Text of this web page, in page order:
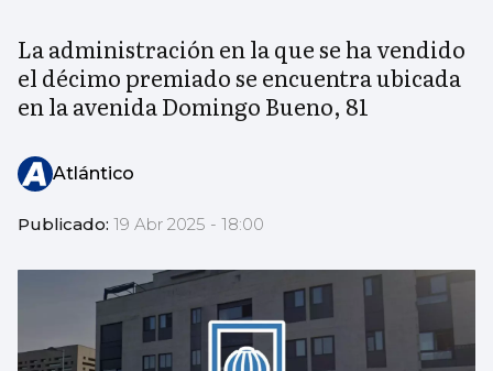
La administración en la que se ha vendido
el décimo premiado se encuentra ubicada
en la avenida Domingo Bueno, 81
Atlántico
Publicado: 19 Abr 2025 - 18:00